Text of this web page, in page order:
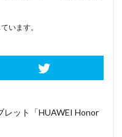
います。
ット「HUAWEI Honor